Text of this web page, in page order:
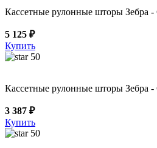
Кассетные рулонные шторы Зебра -
5 125 ₽
Купить
50
Кассетные рулонные шторы Зебра -
3 387 ₽
Купить
50